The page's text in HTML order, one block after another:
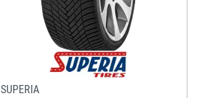
SUPERIA